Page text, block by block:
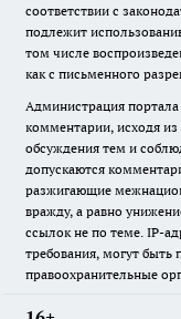
соответствии с
подлежит
том числе
как с письменного
Администрация портала
комментарии, исходя из
обсуждения тем и
допускаются
разжигающие
вражду, а равно
ссылок не по теме. IP-
требования, могут быть
правоохранительные